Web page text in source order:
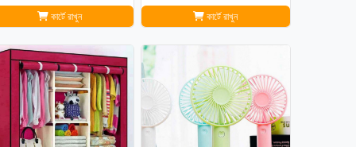
কার্টে রাখুন কার্টে রাখুন